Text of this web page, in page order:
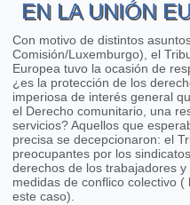
EN LA UNIÓN
Con motivo de distintos
Comisión/Luxemburgo), el
Europea tuvo la ocasión de
¿es la protección de los
imperiosa de interés general
el Derecho comunitario, una
servicios? Aquellos que
precisa se decepcionaron: el
preocupantes por los
derechos de los trabajadores
medidas de conflico colectivo
este caso).